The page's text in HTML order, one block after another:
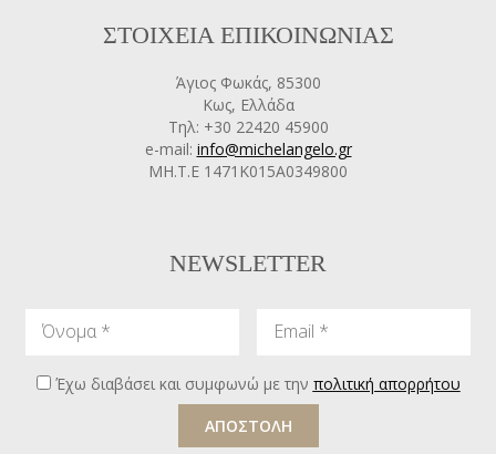
ΣΤΟΙΧΕΙΑ ΕΠΙΚΟΙΝΩΝΙΑΣ
Άγιος Φωκάς, 85300
Κως, Ελλάδα
Τηλ: +30 22420 45900
e-mail: info@michelangelo.gr
ΜΗ.Τ.Ε 1471Κ015Α0349800
NEWSLETTER
Όνομα Email
Έχω διαβάσει και συμφωνώ με την πολιτική απορρήτου
ΑΠΟΣΤΟΛΗ